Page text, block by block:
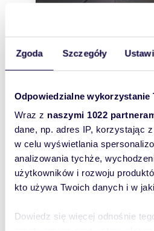
Zgoda Szczegóły
Odpowiedzialne wykorzystanie
Wraz z naszymi 1022
dane, np. adres IP, korzystając
w celu wyświetlania
analizowania tychże,
użytkowników i rozwoju
kto używa Twoich danych i w
Dowiedz się więcej odnośnie
WYRÓŻNIONE